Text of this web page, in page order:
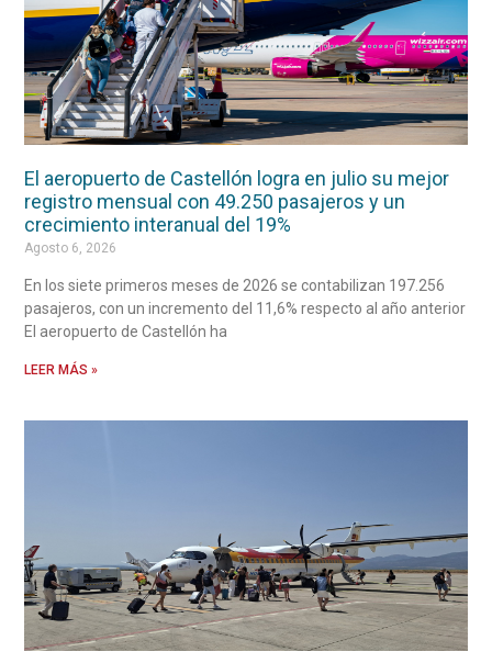
El aeropuerto de Castellón logra en julio su mejor
registro mensual con 49.250 pasajeros y un
crecimiento interanual del 19%
Agosto 6, 2026
En los siete primeros meses de 2026 se contabilizan 197.256
pasajeros, con un incremento del 11,6% respecto al año anterior
El aeropuerto de Castellón ha
LEER MÁS »